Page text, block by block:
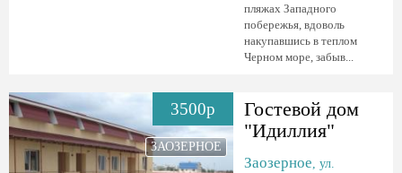
пляжах Западного
побережья, вдоволь
накупавшись в теплом
Черном море, забыв...
3500р
ЗАОЗЕРНОЕ
Гостевой дом
"Идиллия"
Заозерное, ул.